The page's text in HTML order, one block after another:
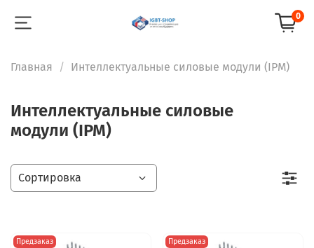
0
Главная Интеллектуальные силовые модули (IPM)
Интеллектуальные силовые
модули (IPM)
Предзаказ Предзаказ